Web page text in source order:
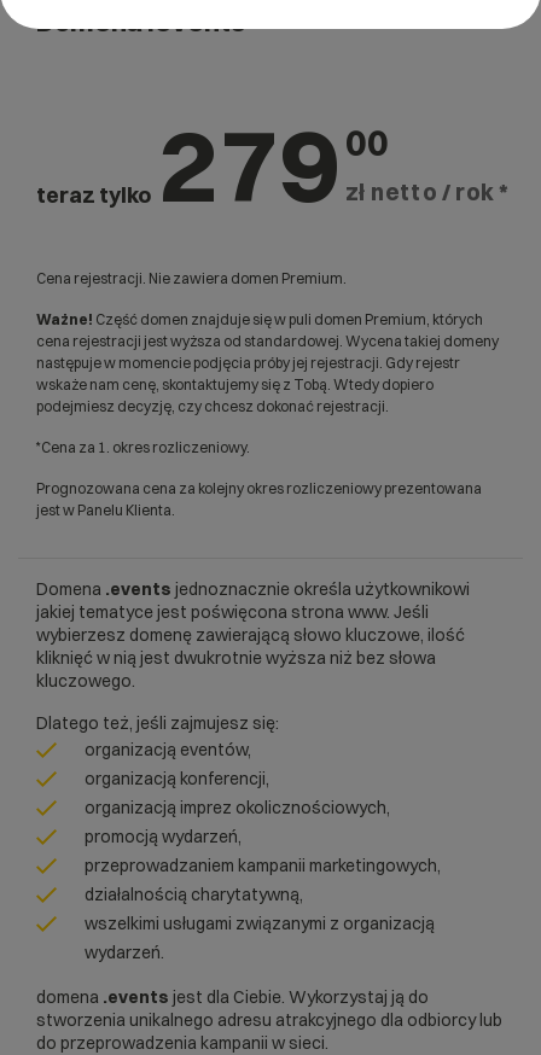
Domena .events
teraz tylko 279 00
zł netto / rok *
Cena rejestracji. Nie zawiera domen Premium.
Ważne! Część domen znajduje się w puli domen Premium, których
cena rejestracji jest wyższa od standardowej. Wycena takiej domeny
następuje w momencie podjęcia próby jej rejestracji. Gdy rejestr
wskaże nam cenę, skontaktujemy się z Tobą. Wtedy dopiero
podejmiesz decyzję, czy chcesz dokonać rejestracji.
*Cena za 1. okres rozliczeniowy.
Prognozowana cena za kolejny okres rozliczeniowy prezentowana
jest w Panelu Klienta.
Domena .events jednoznacznie określa użytkownikowi
jakiej tematyce jest poświęcona strona www. Jeśli
wybierzesz domenę zawierającą słowo kluczowe, ilość
kliknięć w nią jest dwukrotnie wyższa niż bez słowa
kluczowego.
Dlatego też, jeśli zajmujesz się:
organizacją eventów,
organizacją konferencji,
organizacją imprez okolicznościowych,
promocją wydarzeń,
przeprowadzaniem kampanii marketingowych,
działalnością charytatywną,
wszelkimi usługami związanymi z organizacją
wydarzeń.
domena .events jest dla Ciebie. Wykorzystaj ją do
stworzenia unikalnego adresu atrakcyjnego dla odbiorcy lub
do przeprowadzenia kampanii w sieci.